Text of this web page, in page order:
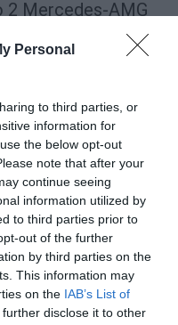
Personal
to third parties, or
information for
the below opt-out
note that after your
continue seeing
information utilized by
to third parties prior to
out of the further
by third parties on the
This information may
on the IAB’s List of
disclose it to other
Mercedes-AMG
στην
του Scooter.
G10, με
και έχει
βούρτσα
ανάλυση
12-cyclone για
αποσπώμενο κάδο
Η σκούπα